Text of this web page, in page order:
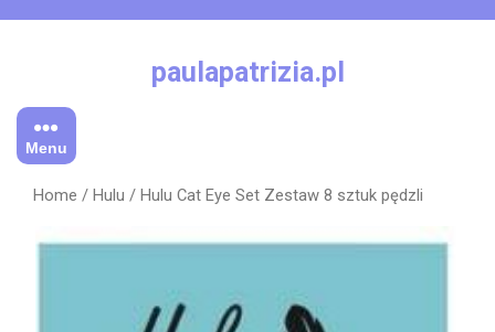
paulapatrizia.pl
Menu
Home / Hulu / Hulu Cat Eye Set Zestaw 8 sztuk pędzli